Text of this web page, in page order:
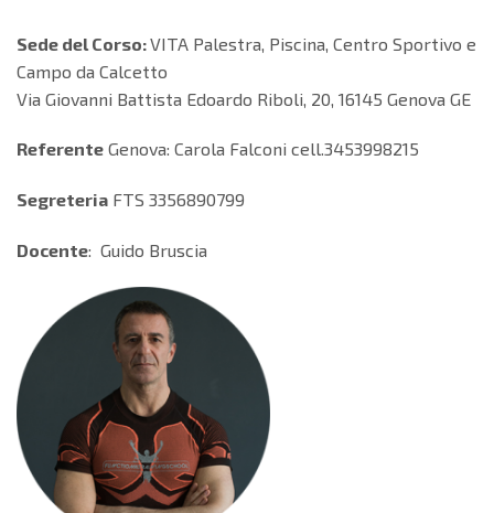
Sede del Corso:VITA Palestra, Piscina, Centro Sportivo e
Campo da Calcetto
Via Giovanni Battista Edoardo Riboli, 20, 16145 Genova GE
Referente Genova: Carola Falconi cell.3453998215
Segreteria FTS 3356890799
Docente: Guido Bruscia